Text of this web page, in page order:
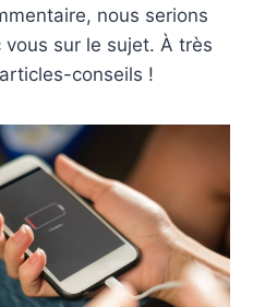
nous serions
vous sur le sujet. À très
conseils !